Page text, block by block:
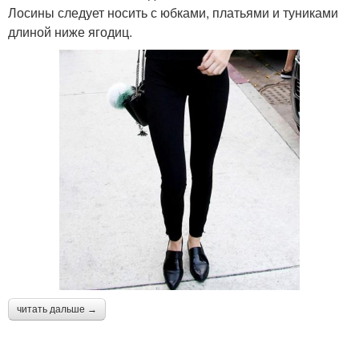
Лосины следует носить с юбками, платьями и туниками
длиной ниже ягодиц.
читать дальше →